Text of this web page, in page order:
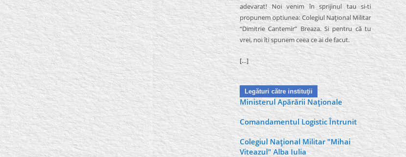
adevarat! Noi venim în sprijinul tau si-ti
propunem optiunea: Colegiul Naţional Militar
“Dimitrie Cantemir” Breaza. Si pentru că tu
vrei, noi îti spunem ceea ce ai de facut.
[…]
Legături către instituţii
Ministerul Apărării Naţionale
Comandamentul Logistic Întrunit
Colegiul Naţional Militar "Mihai
Viteazul" Alba Iulia